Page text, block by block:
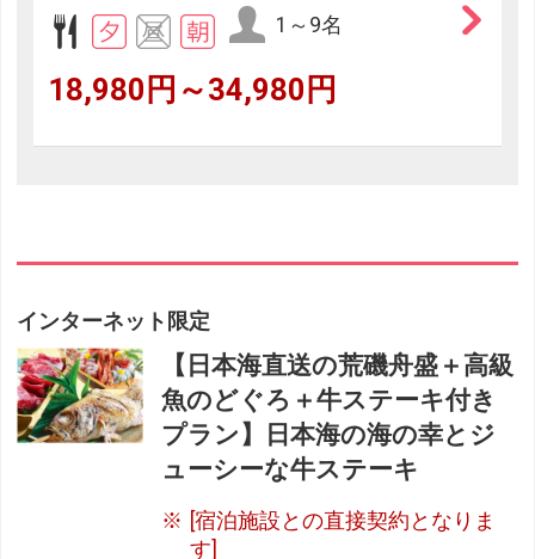
1～9名
18,980円～34,980円
インターネット限定
【日本海直送の荒磯舟盛＋高級
魚のどぐろ＋牛ステーキ付き
プラン】日本海の海の幸とジ
ューシーな牛ステーキ
[宿泊施設との直接契約となりま
す]